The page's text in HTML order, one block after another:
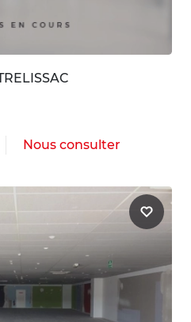
Nous consulter